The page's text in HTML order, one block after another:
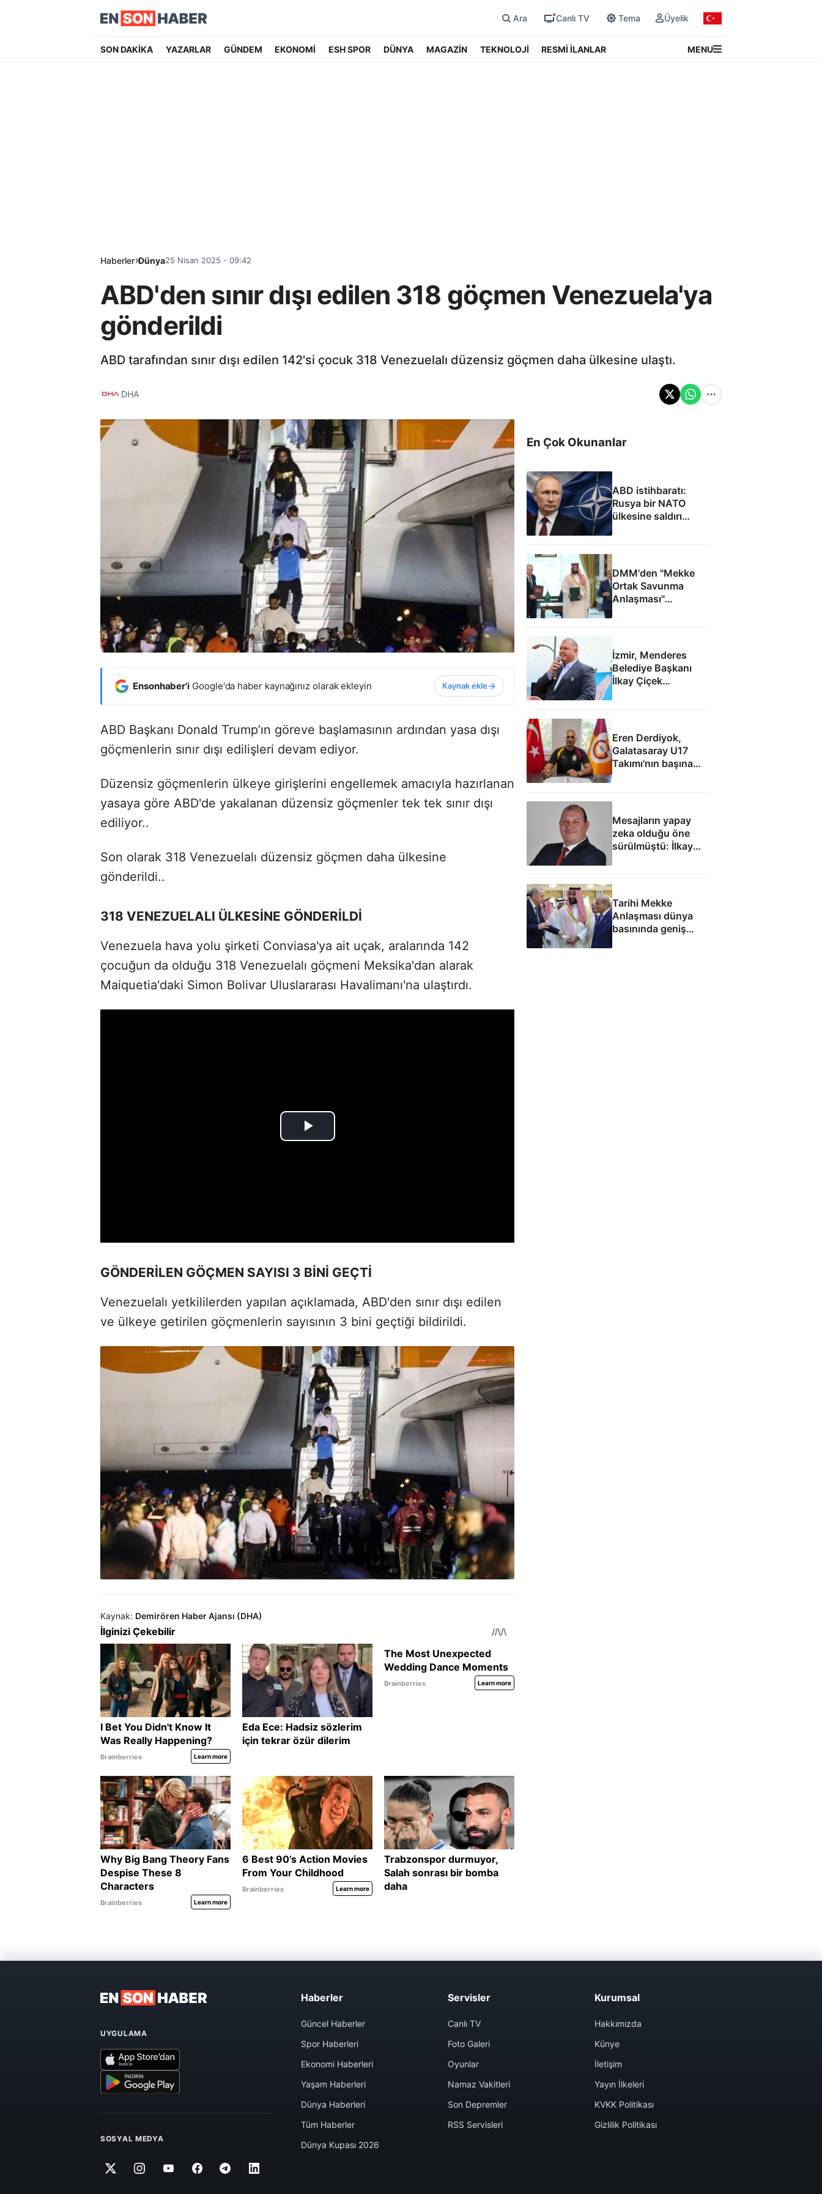
Ara Canlı TV Tema Üyelik
SON DAKİKA YAZARLAR GÜNDEM EKONOMİ ESH SPOR DÜNYA MAGAZİN TEKNOLOJİ RESMİ İLANLAR MENU
Haberler Dünya25 Nisan 2025 - 09:42
ABD'den sınır dışı edilen 318 göçmen Venezuela'ya
gönderildi
ABD tarafından sınır dışı edilen 142'si çocuk 318 Venezuelalı düzensiz göçmen daha ülkesine ulaştı.
DHA
Ensonhaber'i Google'da haber kaynağınız olarak ekleyin Kaynak ekle
ABD Başkanı Donald Trump’ın göreve başlamasının ardından yasa dışı
göçmenlerin sınır dışı edilişleri devam ediyor.
Düzensiz göçmenlerin ülkeye girişlerini engellemek amacıyla hazırlanan
yasaya göre ABD'de yakalanan düzensiz göçmenler tek tek sınır dışı
ediliyor..
Son olarak 318 Venezuelalı düzensiz göçmen daha ülkesine
gönderildi..
318 VENEZUELALI ÜLKESİNE GÖNDERİLDİ
Venezuela hava yolu şirketi Conviasa'ya ait uçak, aralarında 142
çocuğun da olduğu 318 Venezuelalı göçmeni Meksika'dan alarak
Maiquetia'daki Simon Bolivar Uluslararası Havalimanı'na ulaştırdı.
GÖNDERİLEN GÖÇMEN SAYISI 3 BİNİ GEÇTİ
Venezuelalı yetkililerden yapılan açıklamada, ABD'den sınır dışı edilen
ve ülkeye getirilen göçmenlerin sayısının 3 bini geçtiği bildirildi.
Kaynak: Demirören Haber Ajansı (DHA)
En Çok Okunanlar
ABD istihbaratı:
Rusya bir NATO
ülkesine saldırı
düzenleyebilir
DMM'den "Mekke
Ortak Savunma
Anlaşması"
iddialarına yalanlama
İzmir, Menderes
Belediye Başkanı
İlkay Çiçek
Eren Derdiyok,
Galatasaray U17
Takımı'nın başına
geçti
Mesajların yapay
zeka olduğu öne
sürülmüştü: İlkay
Tarihi Mekke
Anlaşması dünya
basınında geniş
yankı uyandırdı
UYGULAMA
SOSYAL MEDYA
Haberler
Güncel Haberler
Spor Haberleri
Ekonomi Haberleri
Yaşam Haberleri
Dünya Haberleri
Tüm Haberler
Dünya Kupası 2026
Servisler
Canlı TV
Foto Galeri
Oyunlar
Namaz Vakitleri
Son Depremler
RSS Servisleri
Kurumsal
Hakkımızda
Künye
İletişim
Yayın İlkeleri
KVKK Politikası
Gizlilik Politikası